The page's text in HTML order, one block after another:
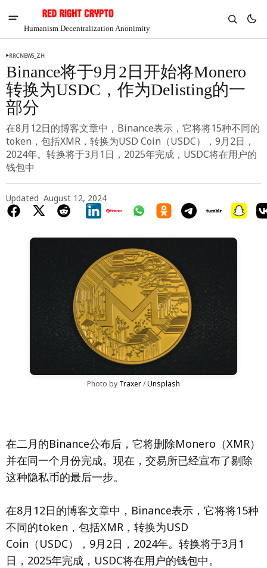
Humanism Decentralization Anonimity
Chia
RRCNEWS_ZH
Binance将于9月2日开始将Monero
转换为USDC，作为Delisting的一
部分
在8月12日的博客文章中，Binance表示，它将将15种不同的
token，包括XMR，转换为USD Coin（USDC），9月2日，
2024年。转换将于3月1日，2025年完成，USDC将在用户的
钱包中
Updated August 12, 2024
Photo by Traxer / Unsplash
在二月的Binance公布后，它将删除Monero（XMR）
并在同一个月份完成。现在，交易所已经宣布了剔除
这种隐私币的最后一步。
在8月12日的博客文章中，Binance表示，它将将15种
不同的token，包括XMR，转换为USD
Coin（USDC），9月2日，2024年。转换将于3月1
日，2025年完成，USDC将在用户的钱包中。